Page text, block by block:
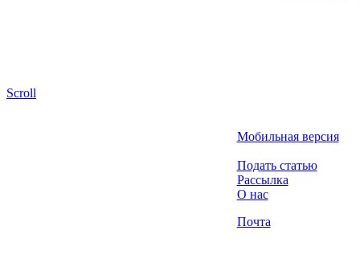
Scroll
Мобильная версия
Подать статью
Рассылка
О нас
Почта